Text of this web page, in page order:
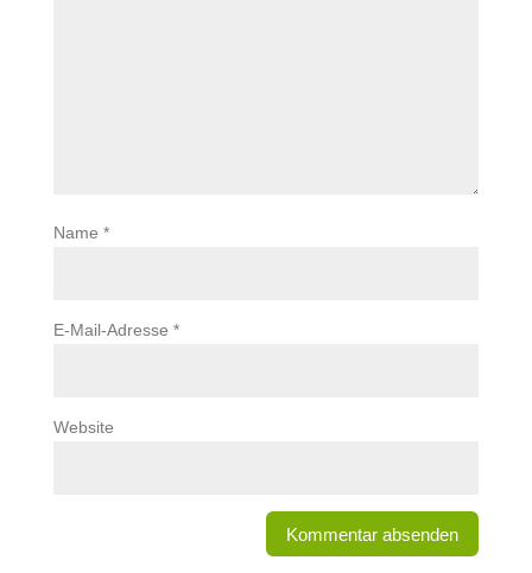
Name *
E-Mail-Adresse *
Website